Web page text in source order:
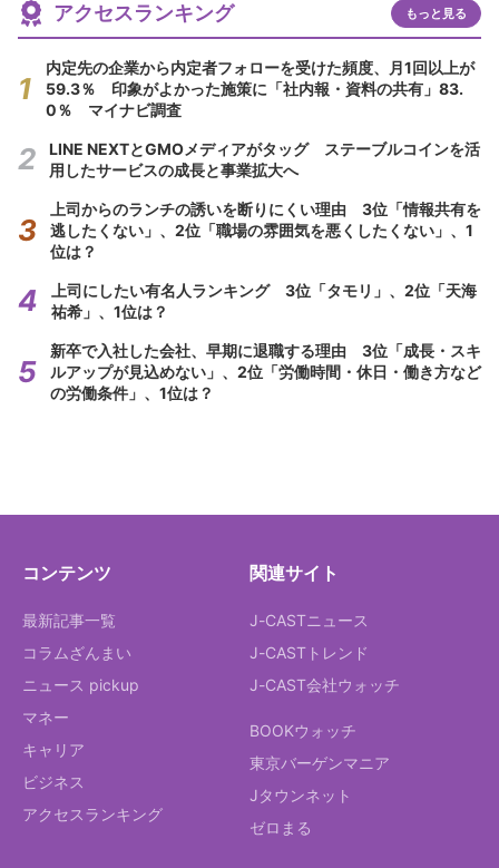
アクセスランキング もっと見る
内定先の企業から内定者フォローを受けた頻度、月1回以上が
59.3％ 印象がよかった施策に「社内報・資料の共有」83.
0％ マイナビ調査
LINE NEXTとGMOメディアがタッグ ステーブルコインを活
用したサービスの成長と事業拡大へ
上司からのランチの誘いを断りにくい理由 3位「情報共有を
逃したくない」、2位「職場の雰囲気を悪くしたくない」、1
位は？
上司にしたい有名人ランキング 3位「タモリ」、2位「天海
祐希」、1位は？
新卒で入社した会社、早期に退職する理由 3位「成長・スキ
ルアップが見込めない」、2位「労働時間・休日・働き方など
の労働条件」、1位は？
コンテンツ
最新記事一覧
コラムざんまい
ニュース pickup
マネー
キャリア
ビジネス
アクセスランキング
関連サイト
J-CASTニュース
J-CASTトレンド
J-CAST会社ウォッチ
BOOKウォッチ
東京バーゲンマニア
Jタウンネット
ゼロまる